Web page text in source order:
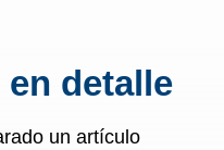
detalle
un artículo